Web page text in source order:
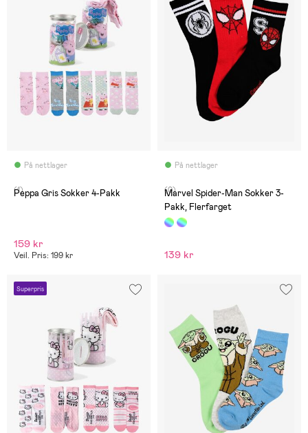
På nettlager
(1)
Peppa Gris Sokker 4-Pakk
159 kr
Veil. Pris: 199 kr
På nettlager
(0)
Marvel Spider-Man Sokker 3-
Pakk, Flerfarget
139 kr
Superpris